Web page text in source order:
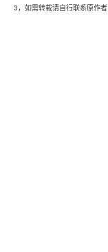
3，如需转载请自行联系原作者